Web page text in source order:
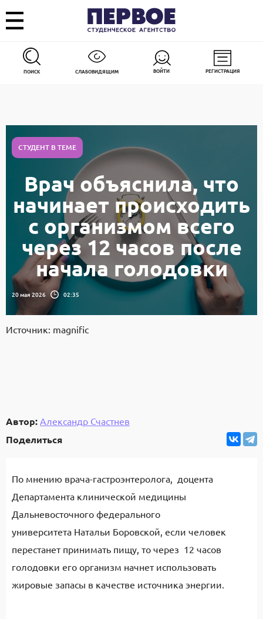
ПОИСК СЛАБОВИДЯЩИМ ВОЙТИ РЕГИСТРАЦИЯ
СТУДЕНТ В ТЕМЕ
Врач объяснила, что
начинает происходить
с организмом всего
через 12 часов после
начала голодовки
20 мая 2026 02:35
Источник: magnific
Автор: Александр Счастнев
Поделиться
По мнению врача-гастроэнтеролога, доцента
Департамента клинической медицины
Дальневосточного федерального
университета Натальи Боровской, если человек
перестанет принимать пищу, то через 12 часов
голодовки его организм начнет использовать
жировые запасы в качестве источника энергии.